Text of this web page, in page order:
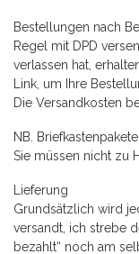
Bestellungen nach
Regel mit DPD
verlassen hat,
Link, um Ihre
Die Versandkosten
NB.
Sie müssen nicht zu
Lieferung
Grundsätzlich wird
versandt, ich strebe
bezahlt“ noch am